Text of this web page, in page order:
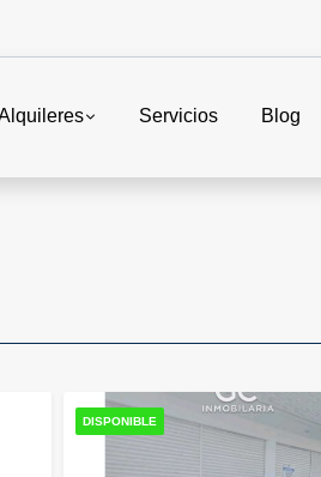
Servicios Blog
DISPONIBLE